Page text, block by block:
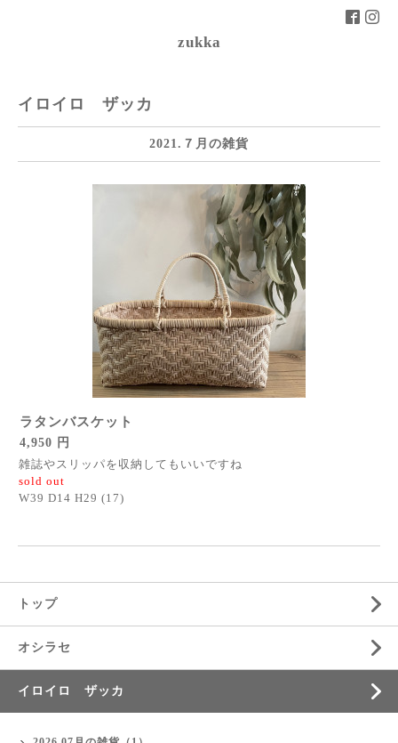
zukka
イロイロ ザッカ
2021.７月の雑貨
ラタンバスケット
4,950 円
雑誌やスリッパを収納してもいいですね
sold out
W39 D14 H29 (17)
トップ
オシラセ
イロイロ ザッカ